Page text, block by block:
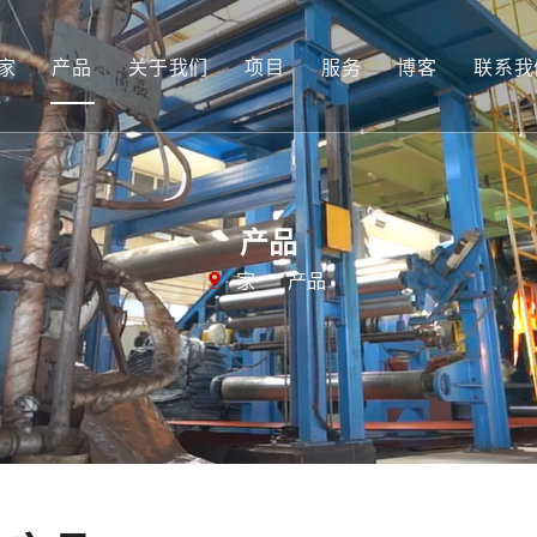
产品
皮带清洁系统
冲击系统
滑轮包胶
冷接及修补材料
维修和保养工具
热熔接及养护材料
磨损保护
关于我们
公司简介
视频
下载
项目 服务 博客 联系
产品
家 “ 产品